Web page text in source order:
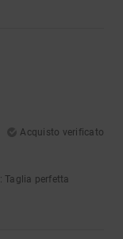
Acquisto verificato
: Taglia perfetta